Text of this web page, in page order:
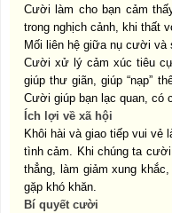
Cười làm cho bạn cảm
trong nghịch cảnh, khi thất
Mối liên hệ giữa nụ cười và
Cười xử lý cảm xúc tiêu
giúp thư giãn, giúp “nạp”
Cười giúp bạn lạc quan, có
Ích lợi về xã hội
Khôi hài và giao tiếp vui vẻ
tình cảm. Khi chúng ta
thẳng, làm giảm xung
gặp khó khăn.
Bí quyết cười